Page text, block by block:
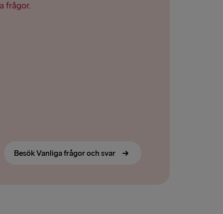
frågor.
Besök Vanliga frågor och svar